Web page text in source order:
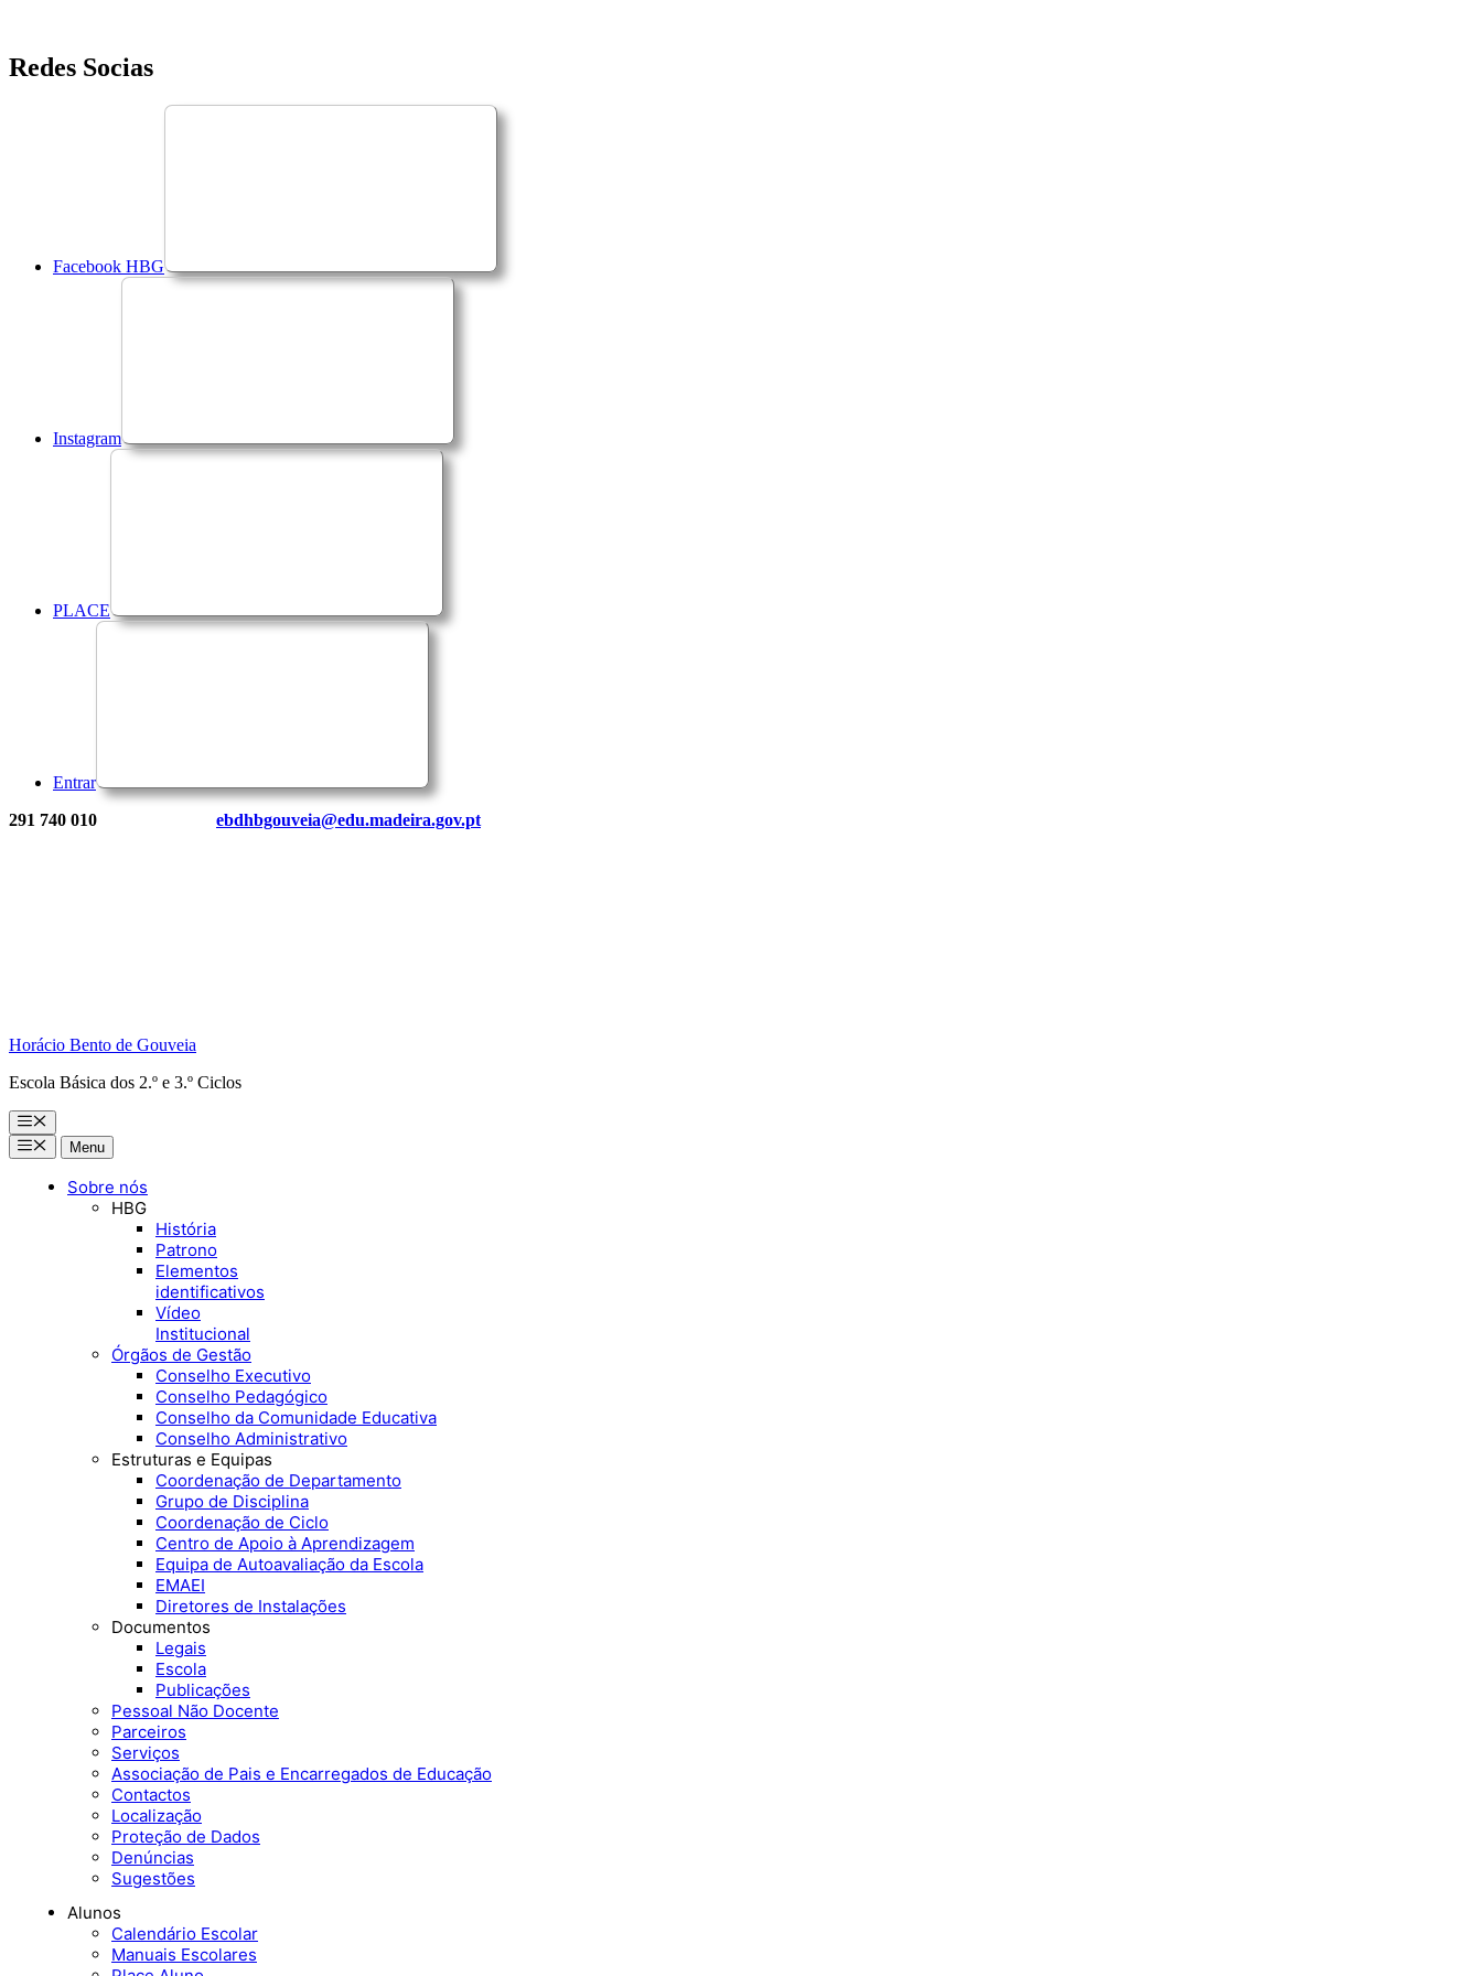
Saltar
para
Redes Socias
Facebook HBG
Instagram
PLACE
Entrar
291 740 010 ebdhbgouveia@edu.madeira.gov.pt
Horácio Bento de Gouveia
Escola Básica dos 2.º e 3.º Ciclos
Menu
MenuMenu
Sobre nós
HBG
História
Patrono
Elementos
identificativos
Vídeo
Institucional
Órgãos de Gestão
Conselho Executivo
Conselho Pedagógico
Conselho da Comunidade Educativa
Conselho Administrativo
Estruturas e Equipas
Coordenação de Departamento
Grupo de Disciplina
Coordenação de Ciclo
Centro de Apoio à Aprendizagem
Equipa de Autoavaliação da Escola
EMAEI
Diretores de Instalações
Documentos
Legais
Escola
Publicações
Pessoal Não Docente
Parceiros
Serviços
Associação de Pais e Encarregados de Educação
Contactos
Localização
Proteção de Dados
Denúncias
Sugestões
Alunos
Calendário Escolar
Manuais Escolares